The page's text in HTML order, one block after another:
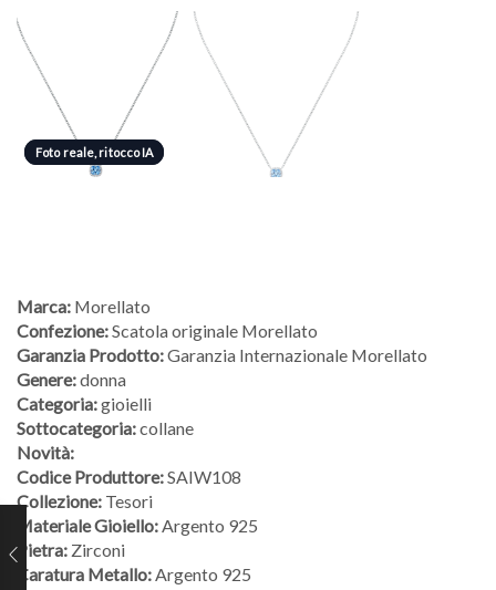
Foto reale, ritocco IA
Foto reale, ritocco IA
Marca: Morellato
Confezione:Scatola originale Morellato
Garanzia Prodotto:Garanzia Internazionale Morellato
Genere:donna
Categoria:gioielli
Sottocategoria:collane
Novità:
Codice Produttore:SAIW108
Collezione: Tesori
Materiale Gioiello:Argento 925
Pietra: Zirconi
Caratura Metallo:Argento 925